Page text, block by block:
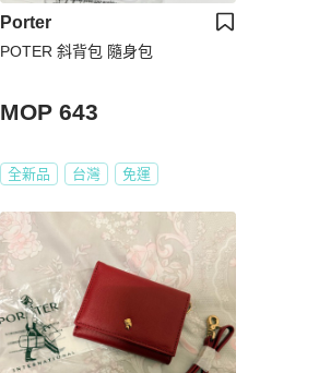
Porter
POTER 斜背包 隨身包
MOP 643
全新品 台灣 免運